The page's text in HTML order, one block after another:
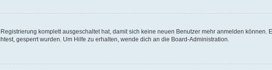
komplett ausgeschaltet hat, damit sich keine neuen Benutzer mehr anmelden können.
gesperrt wurden. Um Hilfe zu erhalten, wende dich an die Board-Administration.